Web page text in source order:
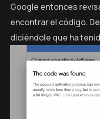
Google entonces
encontrar el código.
diciéndole que ha